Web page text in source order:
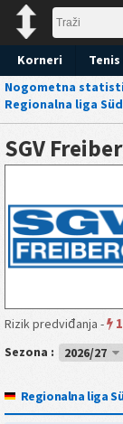
Korneri Tenis
Nogometna
Regionalna liga
SGV
Rizik predviđanja -
Sezona :
2026/27
Regionalna liga